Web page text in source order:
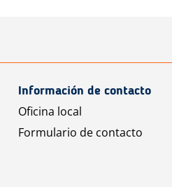
Información de contacto
Oficina local
Formulario de contacto